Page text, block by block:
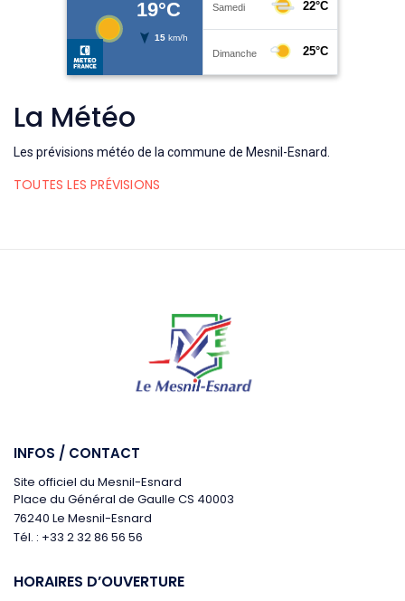
La Météo
Les prévisions météo de la commune de Mesnil-Esnard.
TOUTES LES PRÉVISIONS
INFOS / CONTACT
Site officiel du Mesnil-Esnard
Place du Général de Gaulle CS 40003
76240 Le Mesnil-Esnard
Tél. : +33 2 32 86 56 56
HORAIRES D’OUVERTURE